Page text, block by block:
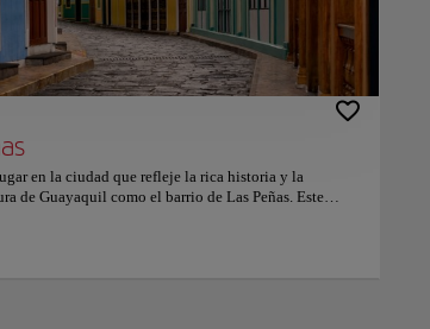
en la ciudad que refleje la rica historia y la
de Guayaquil como el barrio de Las Peñas. Este
de colores, sus calles empedradas y su hermosa arquitectura
los turistas que visitan la ciudad.
Hoy es un barrio vibrante y animado, lleno de galerías de
Santa Ana, una colina con un faro en la cima que ofrece
más que pasear por sus estrechas calles, admirar su increíble
en uno de los muchos restaurantes de la zona.